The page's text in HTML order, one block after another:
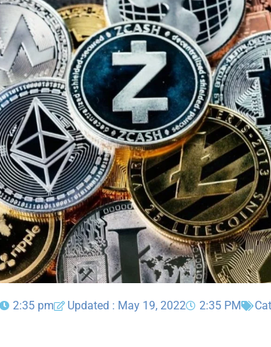
2:35 pm Updated : May 19, 2022 2:35 PM